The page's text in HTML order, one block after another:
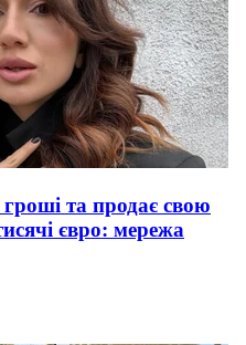
та продає свою
євро: мережа